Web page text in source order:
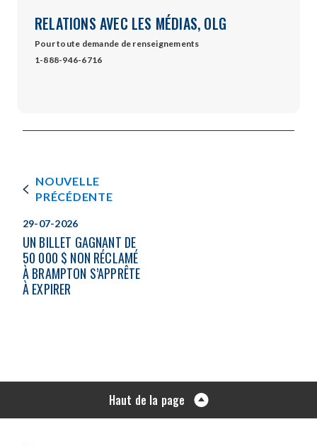
RELATIONS AVEC LES MÉDIAS, OLG
Pour toute demande de renseignements
1-888-946-6716
NOUVELLE
PRÉCÉDENTE
29-07-2026
UN BILLET GAGNANT DE
50 000 $ NON RÉCLAMÉ
À BRAMPTON S’APPRÊTE
À EXPIRER
Haut de la page